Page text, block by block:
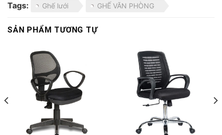
Tags: Ghế lưới GHẾ VĂN PHÒNG
SẢN PHẨM TƯƠNG TỰ